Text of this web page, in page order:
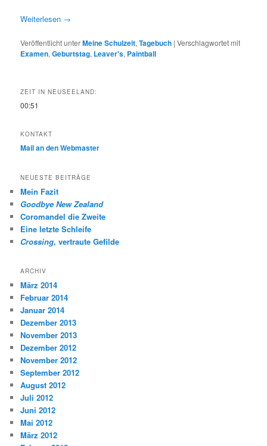
Weiterlesen →
Veröffentlicht unterMeine Schulzeit,Tagebuch |Verschlagwortet mit
Examen,Geburtstag, Leaver's, Paintball
ZEIT IN NEUSEELAND:
00:51
KONTAKT
Mail an den Webmaster
NEUESTE BEITRÄGE
Mein Fazit
Goodbye New Zealand
Coromandel die Zweite
Eine letzte Schleife
Crossing, vertraute Gefilde
ARCHIV
März 2014
Februar 2014
Januar 2014
Dezember 2013
November 2013
Dezember 2012
November 2012
September 2012
August 2012
Juli 2012
Juni 2012
Mai 2012
März 2012